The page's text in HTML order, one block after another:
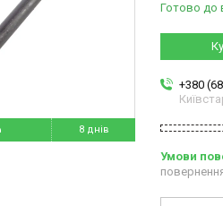
8 днів
Готово до
+380